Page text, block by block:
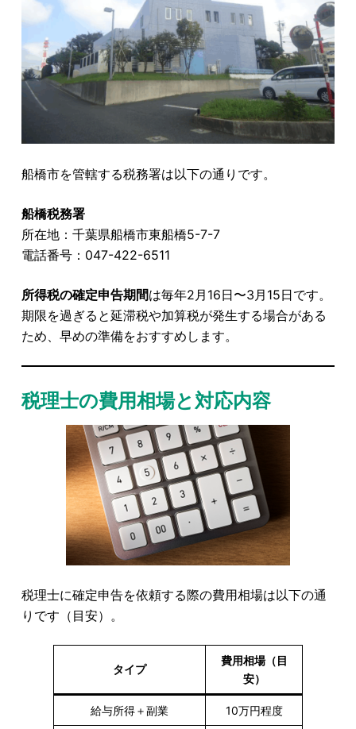
船橋市を管轄する税務署は以下の通りです。
船橋税務署
所在地：千葉県船橋市東船橋5-7-7
電話番号：047-422-6511
所得税の確定申告期間は毎年2月16日〜3月15日です。
期限を過ぎると延滞税や加算税が発生する場合がある
ため、早めの準備をおすすめします。
税理士の費用相場と対応内容
税理士に確定申告を依頼する際の費用相場は以下の通
りです（目安）。
タイプ
費用相場（目
安）
給与所得＋副業 10万円程度